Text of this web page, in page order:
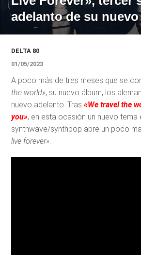
adelanto de su
DELTA 80
01/05/2023
A poco más de tres meses que se
the world», su nuevo álbum, los
nuevo adelanto. Tras «We travel the
you», en esta ocasión un nuevo tema
synthwave/synthpop abre un poco
live forever».